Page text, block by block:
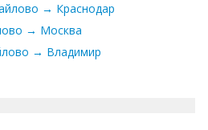
→ Краснодар
→ Москва
→ Владимир